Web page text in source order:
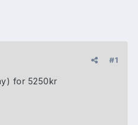
#1
for 5250kr